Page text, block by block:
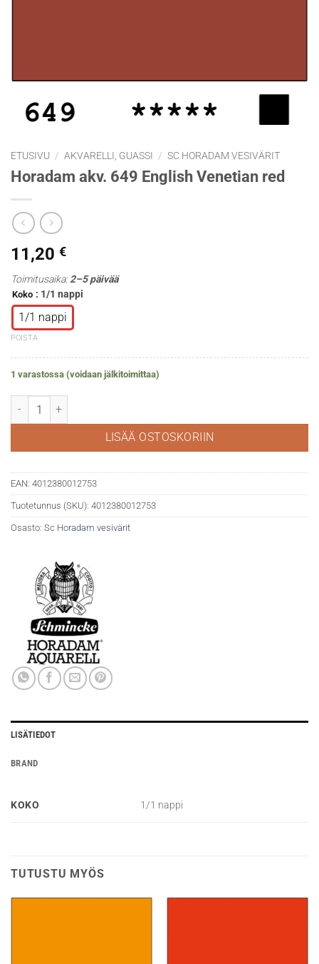
ETUSIVU / AKVARELLI, GUASSI / SC HORADAM VESIVÄRIT
Horadam akv. 649 English Venetian red
11,20 €
Toimitusaika:2–5 päivää
Koko : 1/1 nappi
1/1 nappi
POISTA
1 varastossa (voidaan jälkitoimittaa)
Horadam akv. 649 English Venetian red määrä
LISÄÄ OSTOSKORIIN
EAN: 4012380012753
Tuotetunnus (SKU): 4012380012753
Osasto: Sc Horadam vesivärit
LISÄTIEDOT
BRAND
KOKO 1/1 nappi
TUTUSTU MYÖS